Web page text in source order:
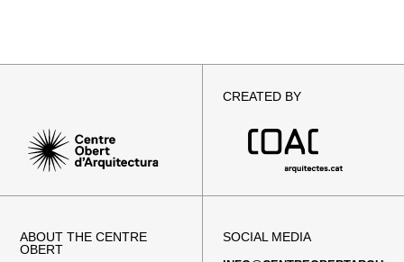
CREATED BY
ABOUT THE CENTRE
OBERT
SOCIAL MEDIA